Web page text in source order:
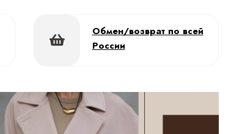
Обмен/возврат по всей
России